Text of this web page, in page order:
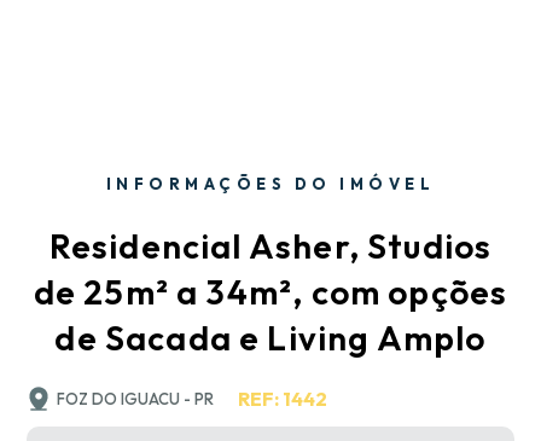
INFORMAÇÕES DO IMÓVEL
Residencial Asher, Studios
de 25m² a 34m², com opções
de Sacada e Living Amplo
FOZ DO IGUACU - PR REF: 1442